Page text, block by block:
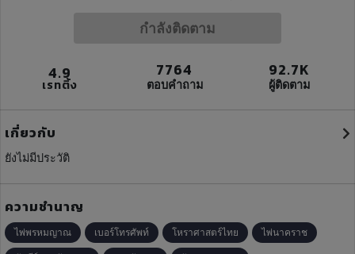
กำลังติดตาม
4.9
เรทติ้ง
7764
ตอบคำถาม
92.7K
ผู้ติดตาม
เกี่ยวกับ
ยังไม่มีประวัติ
ความชำนาญ
ไพ่พรหมญาณ เบอร์โทรศัพท์ โหราศาสตร์ไทย ไพ่นาคราช